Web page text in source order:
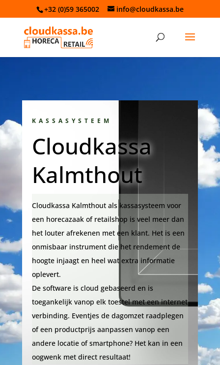
+32 (0)59 365002 info@cloudkassa.be
KASSASYSTEEM
Cloudkassa
Kalmthout
Cloudkassa Kalmthout als kassasysteem voor
een horecazaak of retailshop is veel meer dan
het louter afrekenen met een klant. Het is een
onmisbaar instrument die het rendement de
hoogte injaagt en heel wat extra informatie
oplevert.
De software is cloud gebaseerd en is
toegankelijk vanop elk toestel met een internet
verbinding. Eventjes de dagomzet raadplegen
of een productprijs aanpassen vanop een
andere locatie of smartphone? Het kan in een
oogwenk met direct resultaat!